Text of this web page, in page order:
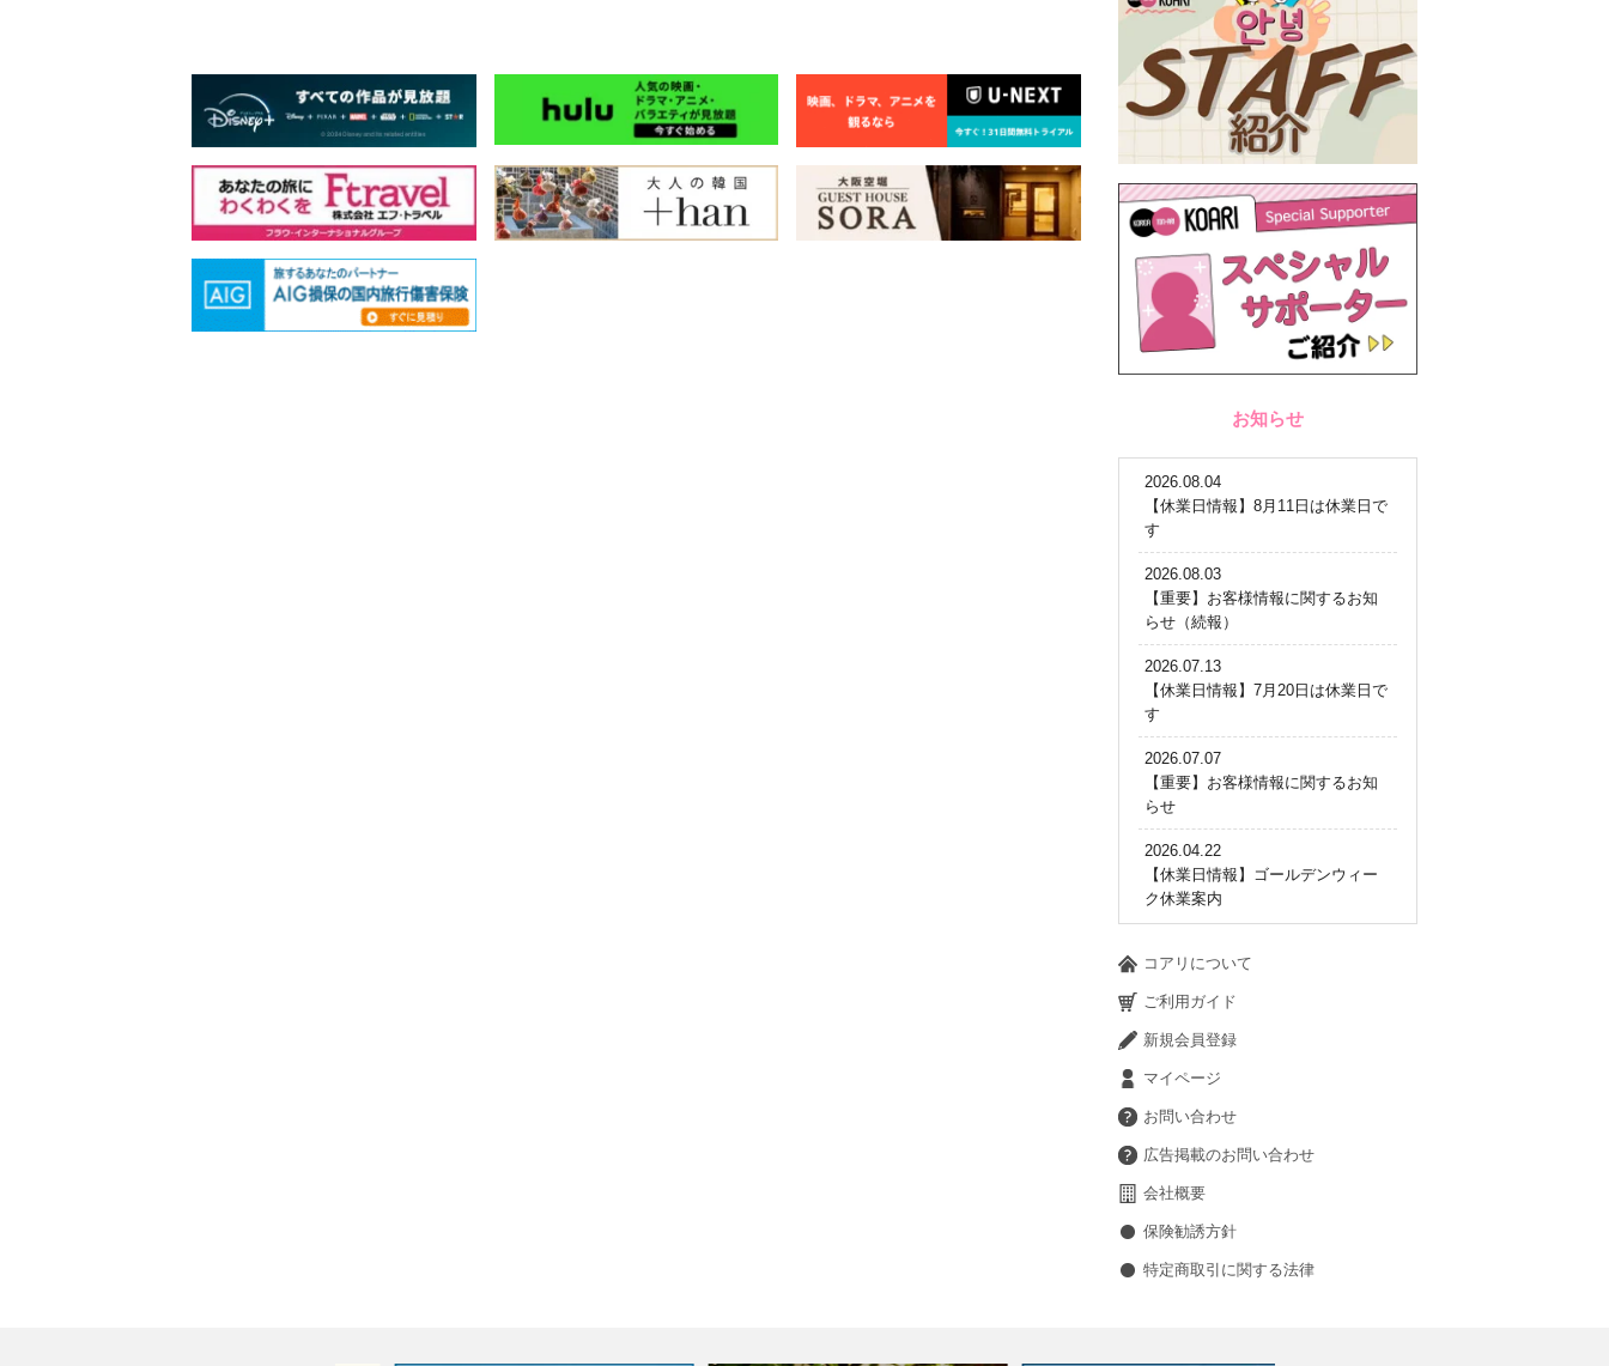
お知らせ
2026.08.04
【休業日情報】8月11日は休業日で
す
2026.08.03
【重要】お客様情報に関するお知
らせ（続報）
2026.07.13
【休業日情報】7月20日は休業日で
す
2026.07.07
【重要】お客様情報に関するお知
らせ
2026.04.22
【休業日情報】ゴールデンウィー
ク休業案内
コアリについて
ご利用ガイド
新規会員登録
マイページ
お問い合わせ
広告掲載のお問い合わせ
会社概要
保険勧誘方針
特定商取引に関する法律